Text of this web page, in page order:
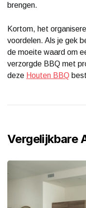
brengen.
Kortom, het
voordelen. Als je gek
de moeite waard om
verzorgde BBQ met
deze Houten BBQ
Vergelijkbare